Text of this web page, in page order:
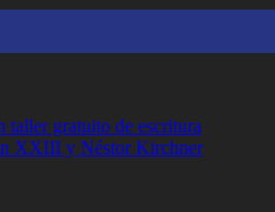
gratuito de escritura
XXIII y Néstor Kirchner